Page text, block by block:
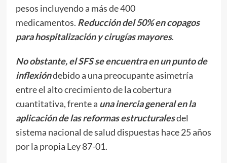
pesos incluyendo a más de 400
medicamentos. Reducción del 50% en copagos
para hospitalización y cirugías mayores.
No obstante, el SFS se encuentra en un punto de
inflexióndebido a una preocupante asimetría
entre el alto crecimiento de la cobertura
cuantitativa, frente a una inercia general en la
aplicación de las reformas estructuralesdel
sistema nacional de salud dispuestas hace 25 años
por la propia Ley 87-01.